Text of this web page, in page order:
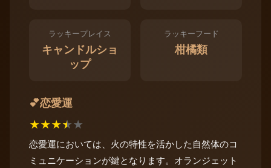
ラッキープレイス
キャンドルショ
ップ
ラッキーフード
柑橘類
💕恋愛運
★★★★★
恋愛運においては、火の特性を活かした自然体のコ
ミュニケーションが鍵となります。オランジェット